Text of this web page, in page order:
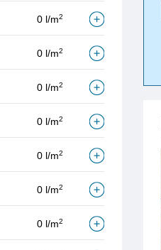
0 l/m2
0 l/m2
0 l/m2
0 l/m2
0 l/m2
0 l/m2
0 l/m2